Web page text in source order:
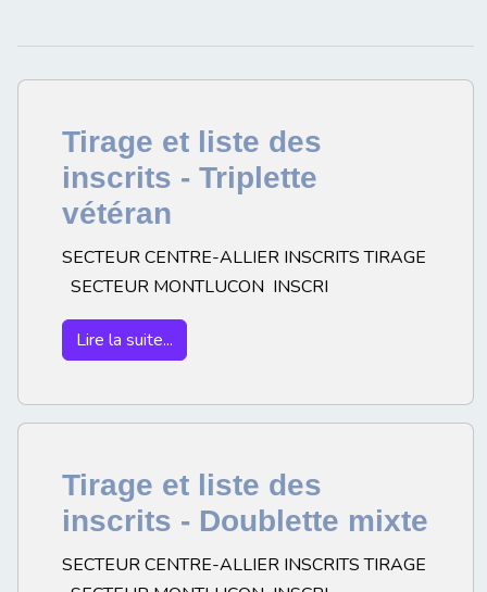
Tirage et liste des
inscrits - Triplette
vétéran
SECTEUR CENTRE-ALLIER INSCRITS TIRAGE
SECTEUR MONTLUCON INSCRI
Lire la suite...
Tirage et liste des
inscrits - Doublette mixte
SECTEUR CENTRE-ALLIER INSCRITS TIRAGE